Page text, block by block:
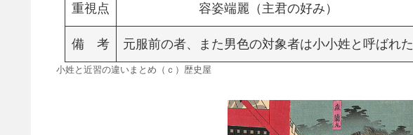
重視点 容姿端麗（主君の好み）
備 考 元服前の者、また男色の対象者は小小姓と呼ばれた
小姓と近習の違いまとめ（ｃ）歴史屋